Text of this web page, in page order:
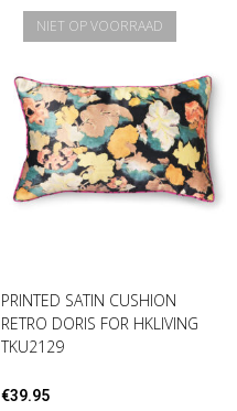
NIET OP VOORRAAD
PRINTED SATIN CUSHION
RETRO DORIS FOR HKLIVING
TKU2129
€39.95